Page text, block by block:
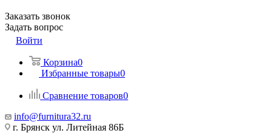
Заказать звонок
Задать вопрос
Войти
Корзина0
Избранные товары0
Сравнение товаров0
info@furnitura32.ru
г. Брянск ул. Литейная 86Б